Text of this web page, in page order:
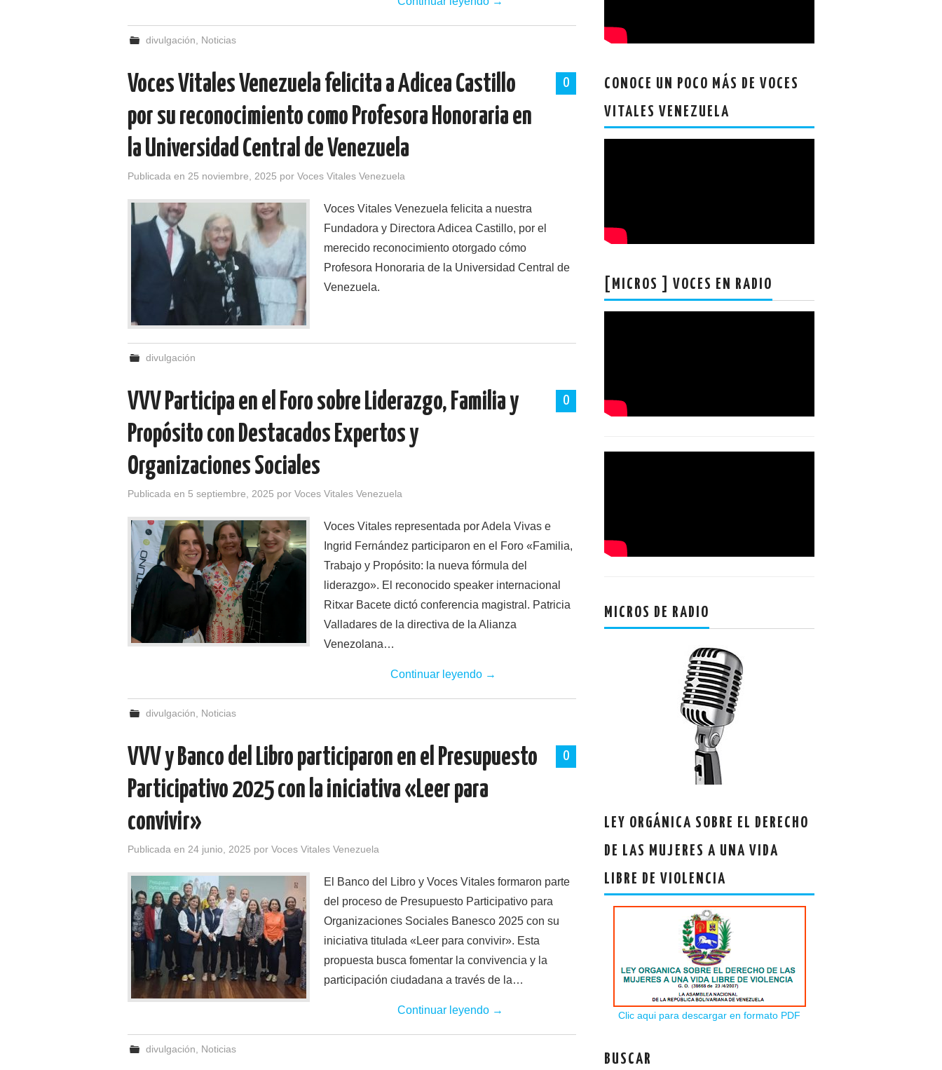
divulgación Noticias
0
Voces Vitales Venezuela felicita a Adicea Castillo
por su reconocimiento como Profesora Honoraria en
la Universidad Central de Venezuela
Publicada en 25 noviembre, 2025 por Voces Vitales Venezuela
Voces Vitales Venezuela felicita a nuestra
Fundadora y Directora Adicea Castillo, por el
merecido reconocimiento otorgado cómo
Profesora Honoraria de la Universidad Central de
Venezuela.
divulgación
0
VVV Participa en el Foro sobre Liderazgo, Familia y
Propósito con Destacados Expertos y
Organizaciones Sociales
Publicada en 5 septiembre, 2025 por Voces Vitales Venezuela
Voces Vitales representada por Adela Vivas e
Ingrid Fernández participaron en el Foro «Familia,
Trabajo y Propósito: la nueva fórmula del
liderazgo». El reconocido speaker internacional
Ritxar Bacete dictó conferencia magistral. Patricia
Valladares de la directiva de la Alianza
Venezolana…
Continuar leyendo →
divulgación Noticias
0
VVV y Banco del Libro participaron en el Presupuesto
Participativo 2025 con la iniciativa «Leer para
convivir»
Publicada en 24 junio, 2025 por Voces Vitales Venezuela
El Banco del Libro y Voces Vitales formaron parte
del proceso de Presupuesto Participativo para
Organizaciones Sociales Banesco 2025 con su
iniciativa titulada «Leer para convivir». Esta
propuesta busca fomentar la convivencia y la
participación ciudadana a través de la…
Continuar leyendo →
divulgación Noticias
CONOCE UN POCO MÁS DE VOCES
VITALES VENEZUELA
[MICROS ] VOCES EN RADIO
MICROS DE RADIO
LEY ORGÁNICA SOBRE EL DERECHO
DE LAS MUJERES A UNA VIDA
LIBRE DE VIOLENCIA
Clic aqui para descargar en formato PDF
BUSCAR